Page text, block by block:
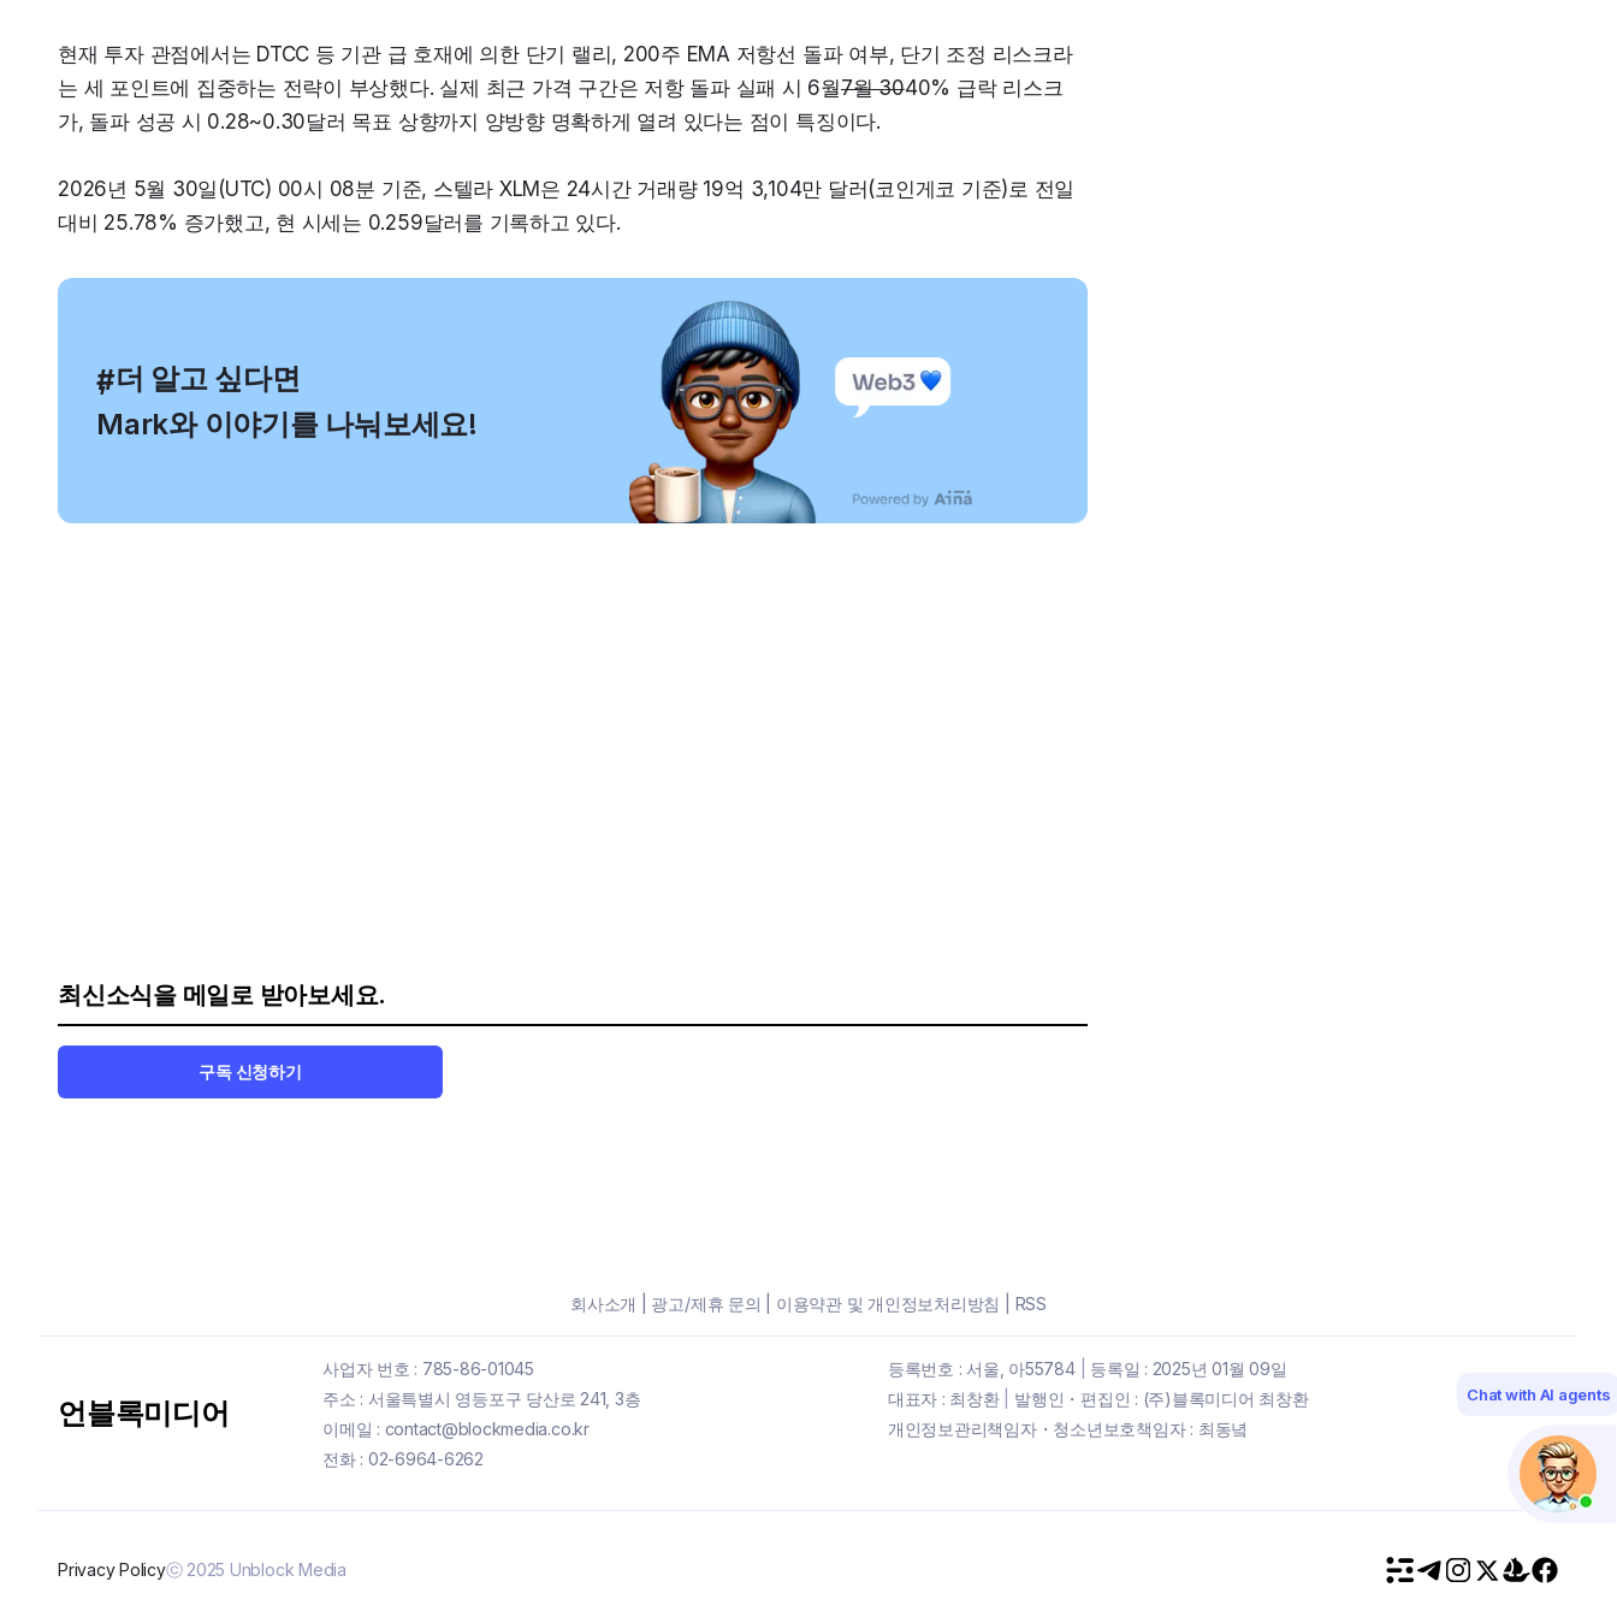
현재 투자 관점에서는 DTCC 등 기관 급 호재에 의한 단기 랠리, 200주 EMA 저항선 돌파 여부, 단기 조정 리스크라
는 세 포인트에 집중하는 전략이 부상했다. 실제 최근 가격 구간은 저항 돌파 실패 시 6월7월 3040% 급락 리스크
가, 돌파 성공 시 0.28~0.30달러 목표 상향까지 양방향 명확하게 열려 있다는 점이 특징이다.
2026년 5월 30일(UTC) 00시 08분 기준, 스텔라 XLM은 24시간 거래량 19억 3,104만 달러(코인게코 기준)로 전일
대비 25.78% 증가했고, 현 시세는 0.259달러를 기록하고 있다.
#
, 더 알고 싶다면
Mark와 이야기를 나눠보세요!
최신소식을 메일로 받아보세요.
구독 신청하기
회사소개 광고/제휴 문의 이용약관 및 개인정보처리방침 RSS
언블록미디어
사업자 번호 : 785-86-01045 등록번호 : 서울, 아55784| 등록일 : 2025년 01월 09일
주소 : 서울특별시 영등포구 당산로 241, 3층
대표자 : 최창환| 발행인・편집인 : (주)블록미디어 최창환
이메일 : contact@blockmedia.co.kr
개인정보관리책임자・청소년보호책임자 : 최동녘
전화 : 02-6964-6262
Privacy Policyⓒ 2025 Unblock Media
Chat with AI agents